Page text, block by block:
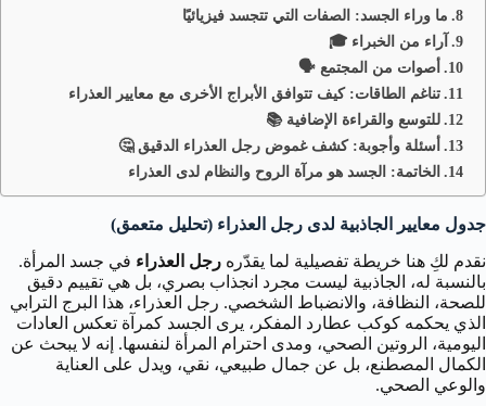
ما وراء الجسد: الصفات التي تتجسد فيزيائيًا
آراء من الخبراء 🎓
أصوات من المجتمع 🗣️
تناغم الطاقات: كيف تتوافق الأبراج الأخرى مع معايير العذراء
للتوسع والقراءة الإضافية 📚
أسئلة وأجوبة: كشف غموض رجل العذراء الدقيق 🤔
الخاتمة: الجسد هو مرآة الروح والنظام لدى العذراء
جدول معايير الجاذبية لدى رجل العذراء (تحليل متعمق)
نقدم لكِ هنا خريطة تفصيلية لما يقدّره رجل العذراء في جسد المرأة.
بالنسبة له، الجاذبية ليست مجرد انجذاب بصري، بل هي تقييم دقيق
للصحة، النظافة، والانضباط الشخصي. رجل العذراء، هذا البرج الترابي
الذي يحكمه كوكب عطارد المفكر، يرى الجسد كمرآة تعكس العادات
اليومية، الروتين الصحي، ومدى احترام المرأة لنفسها. إنه لا يبحث عن
الكمال المصطنع، بل عن جمال طبيعي، نقي، ويدل على العناية
والوعي الصحي.